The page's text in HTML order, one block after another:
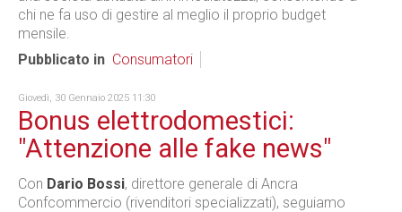
chi ne fa uso di gestire al meglio il proprio budget
mensile.
Pubblicato in Consumatori
Giovedì, 30 Gennaio 2025 11:30
Bonus elettrodomestici:
"Attenzione alle fake news"
Con Dario Bossi, direttore generale di Ancra
Confcommercio (rivenditori specializzati), seguiamo